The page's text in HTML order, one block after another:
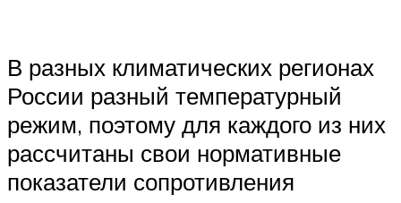
В разных климатических регионах
России разный температурный
режим, поэтому для каждого из них
рассчитаны свои нормативные
показатели сопротивления